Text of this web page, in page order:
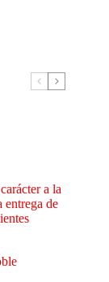
a la
entrega de